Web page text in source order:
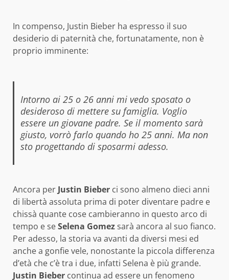
In compenso, Justin Bieber ha espresso il suo
desiderio di paternità che, fortunatamente, non è
proprio imminente:
Intorno ai 25 o 26 anni mi vedo sposato o
desideroso di mettere su famiglia. Voglio
essere un giovane padre. Se il momento sarà
giusto, vorrò farlo quando ho 25 anni. Ma non
sto progettando di sposarmi adesso.
Ancora per Justin Bieber ci sono almeno dieci anni
di libertà assoluta prima di poter diventare padre e
chissà quante cose cambieranno in questo arco di
tempo e seSelena Gomezsarà ancora al suo fianco.
Per adesso, la storia va avanti da diversi mesi ed
anche a gonfie vele, nonostante la piccola differenza
d’età che c’è tra i due, infatti Selena è più grande.
Justin Bieber continua ad essere un fenomeno